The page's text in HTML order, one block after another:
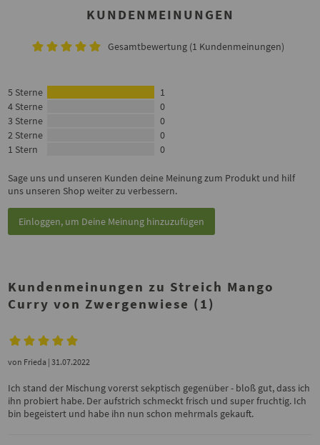
KUNDENMEINUNGEN
Gesamtbewertung (1 Kundenmeinungen)
5 Sterne
1
4 Sterne
0
3 Sterne
0
2 Sterne
0
1 Stern
0
Sage uns und unseren Kunden deine Meinung zum Produkt und hilf
uns unseren Shop weiter zu verbessern.
Einloggen, um Deine Meinung hinzuzufügen
Kundenmeinungen zu Streich Mango
Curry von Zwergenwiese (1)
von Frieda | 31.07.2022
Ich stand der Mischung vorerst sekptisch gegenüber - bloß gut, dass ich
ihn probiert habe. Der aufstrich schmeckt frisch und super fruchtig. Ich
bin begeistert und habe ihn nun schon mehrmals gekauft.